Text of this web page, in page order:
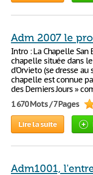
Adm 2007 le
Intro : La Chapelle
chapelle située dans
d’Orvieto (se dresse
chapelle est connue
des Derniers Jours »
1 670 Mots / 7 Pages
Lire la suite
Adm1001,